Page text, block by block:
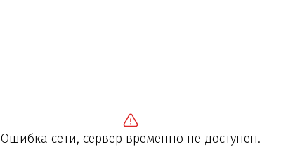
Ошибка сети, сервер временно не доступен.